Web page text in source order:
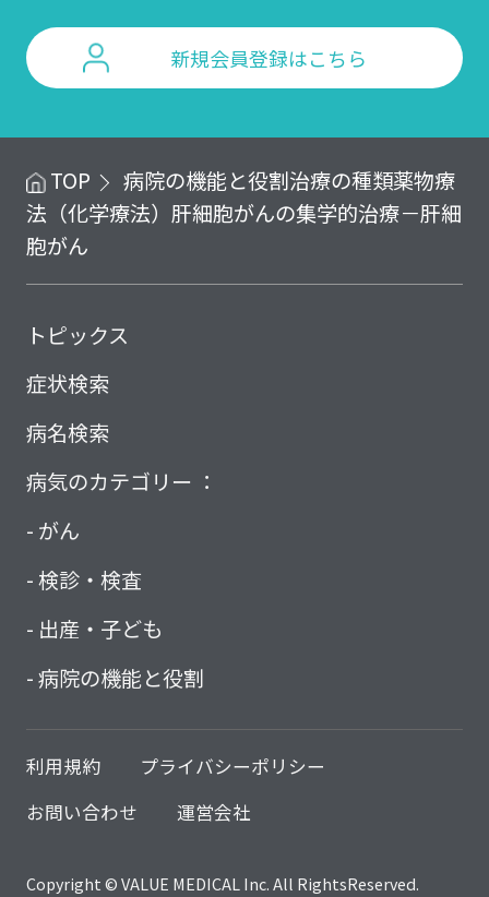
新規会員登録はこちら
TOP 病院の機能と役割治療の種類薬物療
法（化学療法） 肝細胞がんの集学的治療－肝細
胞がん
トピックス
症状検索
病名検索
病気のカテゴリー ：
がん
検診・検査
出産・子ども
病院の機能と役割
利用規約
プライバシーポリシー
お問い合わせ
運営会社
Copyright © VALUE MEDICAL Inc. All RightsReserved.